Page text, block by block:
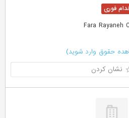
حقوق وارد شوید)
نشان کردن